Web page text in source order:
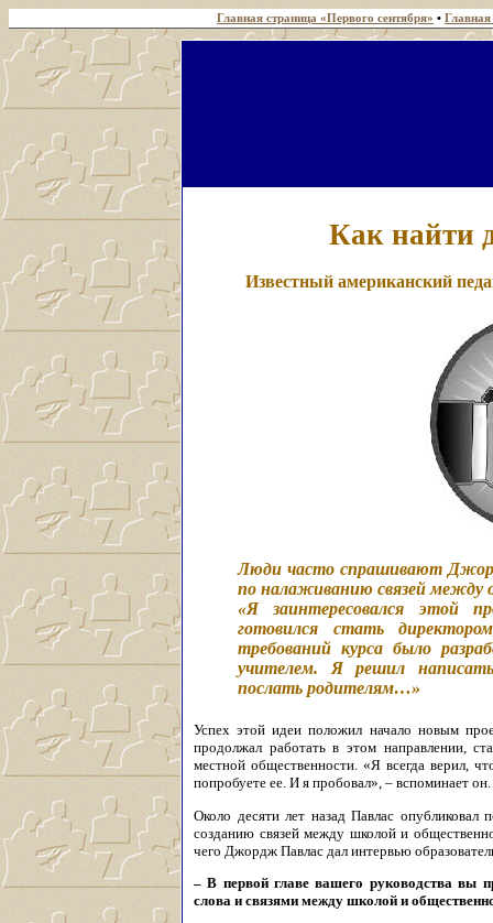
Главная страница «Первого сентября» •
Как найти
Известный американский
Люди часто спрашивают
по налаживанию связей
«Я заинтересовался этой
готовился стать
требований курса было
учителем. Я решил
послать родителям…»
Успех этой идеи положил начало новым
продолжал работать в этом направлении,
местной общественности. «Я всегда верил,
попробуете ее. И я пробовал», – вспоминает он.
Около десяти лет назад Павлас опубликовал
созданию связей между школой и
чего Джордж Павлас дал интервью
– В первой главе вашего руководства вы
слова и связями между школой и